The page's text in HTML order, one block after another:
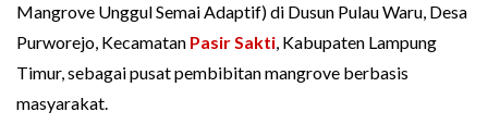
Mangrove Unggul Semai Adaptif) di Dusun Pulau Waru, Desa
Purworejo, Kecamatan Pasir Sakti, Kabupaten Lampung
Timur, sebagai pusat pembibitan mangrove berbasis
masyarakat.